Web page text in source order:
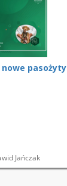
pasożyty
Jańczak